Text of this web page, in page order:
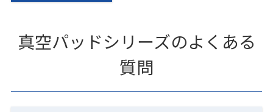
真空パッドシリーズのよくある
質問